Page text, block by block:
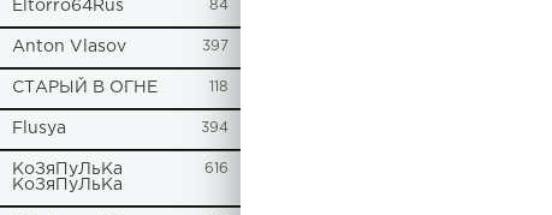
Eltorro64Rus 84
Anton Vlasov 397
СТАРЫЙ В ОГНЕ 118
Flusya 394
КоЗяПуЛьКа
КоЗяПуЛьКа
616